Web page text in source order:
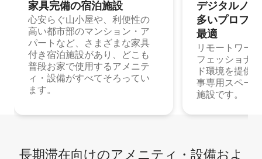
家具完備の宿⁠泊⁠施⁠設
心安らぐ山小屋や、利便性の
高い都市部のマンション・ア
パートなど、さまざまな家具
付き宿泊施設があり、どこも
普段お家で使用するアメニテ
ィ・設備がすべてそろってい
ます。
デジタルノ
多⁠いプ⁠ロ⁠フ⁠
最⁠適
リモートワー
フェッショナ
ド環境を提供
事専用スペー
施設です。
長期滞在向け⁠のア⁠メ⁠ニ⁠テ⁠ィ⁠・設⁠備⁠およ